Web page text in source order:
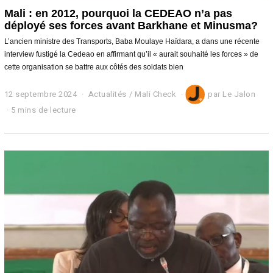
Mali : en 2012, pourquoi la CEDEAO n’a pas
déployé ses forces avant Barkhane et Minusma?
L’ancien ministre des Transports, Baba Moulaye Haïdara, a dans une récente
interview fustigé la Cedeao en affirmant qu’il « aurait souhaité les forces » de
cette organisation se battre aux côtés des soldats bien
12 septembre 2024
t
r
0
4
Actualités / Mali Check par Le Jalon
5 mins de lecture